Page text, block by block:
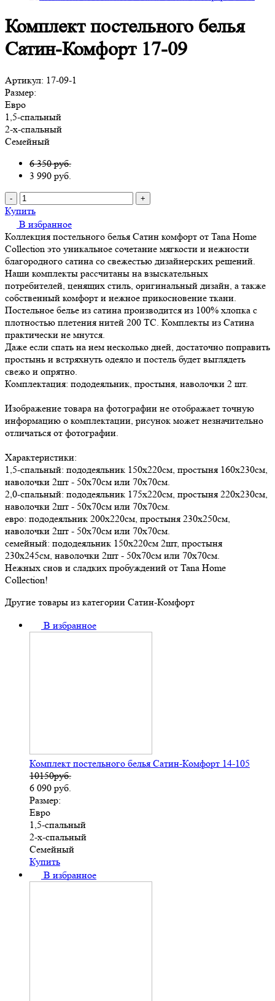
Комплект постельного белья
Сатин-Комфорт 17-09
Артикул: 17-09-1
Размер:
Евро
1,5-спальный
2-х-спальный
Семейный
6 350 руб.
3 990 руб.
- +
Купить
В избранное
Коллекция постельного белья Сатин комфорт от Tana Home
Collection это уникальное сочетание мягкости и нежности
благородного сатина со свежестью дизайнерских решений.
Наши комплекты рассчитаны на взыскательных
потребителей, ценящих стиль, оригинальный дизайн, а также
собственный комфорт и нежное прикосновение ткани.
Постельное белье из сатина производится из 100% хлопка с
плотностью плетения нитей 200 ТС. Комплекты из Сатина
практически не мнутся.
Даже если спать на нем несколько дней, достаточно поправить
простынь и встряхнуть одеяло и постель будет выглядеть
свежо и опрятно.
Комплектация: пододеяльник, простыня, наволочки 2 шт.
Изображение товара на фотографии не отображает точную
информацию о комплектации, рисунок может незначительно
отличаться от фотографии.
Характеристики:
1,5-спальный: пододеяльник 150х220см, простыня 160х230см,
наволочки 2шт - 50х70см или 70х70см.
2,0-спальный: пододеяльник 175х220см, простыня 220х230см,
наволочки 2шт - 50х70см или 70х70см.
евро: пододеяльник 200х220см, простыня 230х250см,
наволочки 2шт - 50х70см или 70х70см.
семейный: пододеяльник 150х220см 2шт, простыня
230х245см, наволочки 2шт - 50х70см или 70х70см.
Нежных снов и сладких пробуждений от Tana Home
Collection!
Другие товары из категории Сатин-Комфорт
В избранное
Комплект постельного белья Сатин-Комфорт 14-105
10150руб.
6 090 руб.
Размер:
Евро
1,5-спальный
2-х-спальный
Семейный
Купить
В избранное